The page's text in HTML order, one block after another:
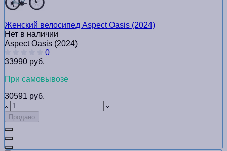
Женский велосипед Aspect Oasis (2024)
Нет в наличии
Aspect Oasis (2024)
0
33990 руб.
При самовывозе
30591 руб.
Продано